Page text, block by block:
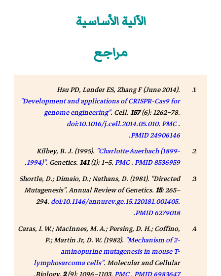
الآلية الأساسية
مراجع
Hsu PD, Lander ES, Zhang F (June 2014).
"Development and applications of CRISPR-Cas9 for
genome engineering". Cell.157(6): 1262–78.
doi:10.1016/j.cell.2014.05.010.PMC.
PMID24906146
.
Kilbey, B. J. (1995). "Charlotte Auerbach (1899-
1994)". Genetics.141(1): 1–5.PMC.PMID8536959
.
Shortle, D.; Dimaio, D.; Nathans, D. (1981). "Directed
Mutagenesis".Annual Review of Genetics.15: 265–
294. doi:10.1146/annurev.ge.15.120181.001405.
PMID6279018
.
Caras, I. W.; MacInnes, M. A.; Persing, D. H.; Coffino,
P.; Martin Jr, D. W. (1982). "Mechanism of 2-
aminopurine mutagenesis in mouse T-
lymphosarcoma cells".Molecular and Cellular